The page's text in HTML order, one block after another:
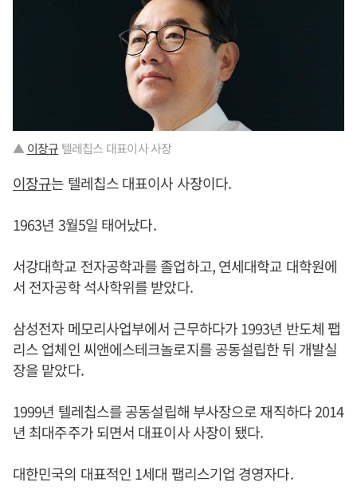
▲ 이장규 텔레칩스 대표이사 사장
이장규는 텔레칩스 대표이사 사장이다.
1963년 3월5일 태어났다.
서강대학교 전자공학과를 졸업하고, 연세대학교 대학원에
서 전자공학 석사학위를 받았다.
삼성전자 메모리사업부에서 근무하다가 1993년 반도체 팹
리스 업체인 씨앤에스테크놀로지를 공동설립한 뒤 개발실
장을 맡았다.
1999년 텔레칩스를 공동설립해 부사장으로 재직하다 2014
년 최대주주가 되면서 대표이사 사장이 됐다.
대한민국의 대표적인 1세대 팹리스기업 경영자다.